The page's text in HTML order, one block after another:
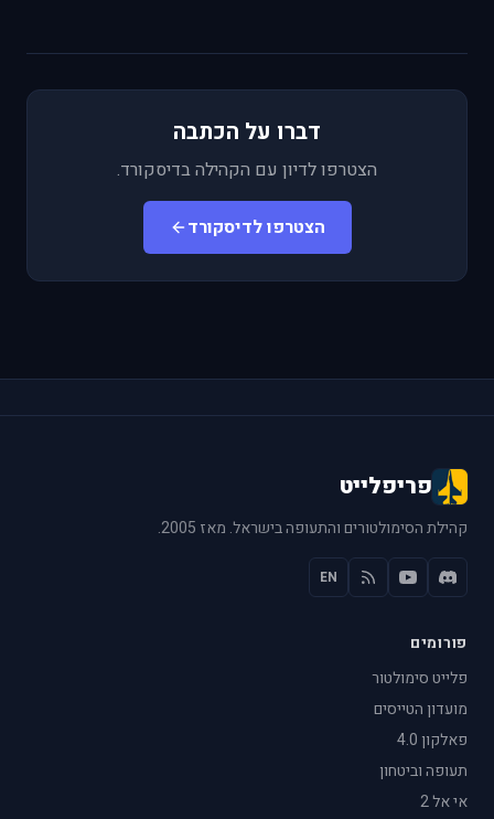
דברו על הכתבה
הצטרפו לדיון עם הקהילה בדיסקורד.
הצטרפו לדיסקורד
פריפלייט
קהילת הסימולטורים והתעופה בישראל. מאז 2005.
EN
פורומים
פלייט סימולטור
מועדון הטייסים
פאלקון 4.0
תעופה וביטחון
אי אל 2